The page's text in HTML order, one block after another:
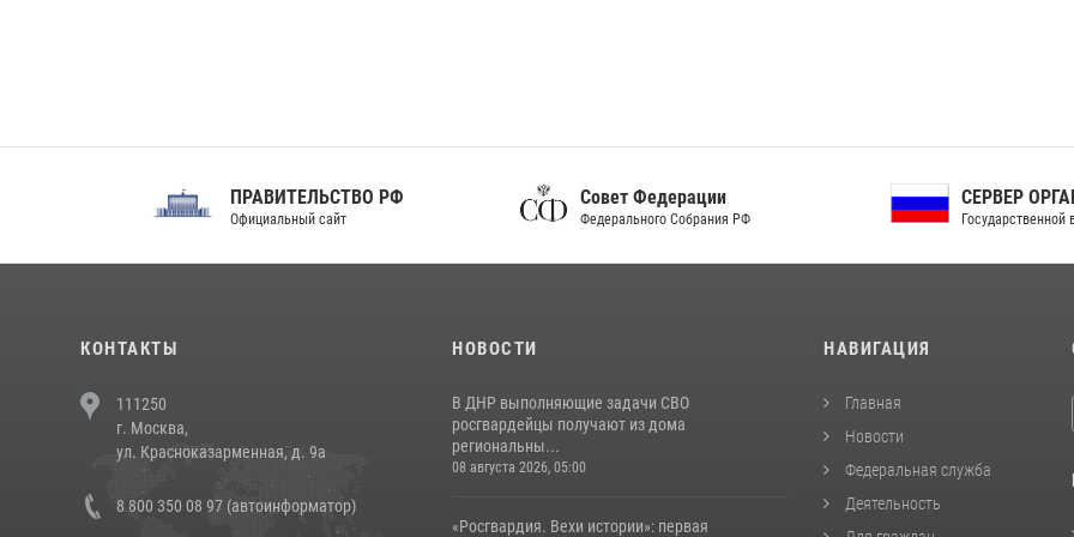
ПРАВИТЕЛЬСТВО РФ
Официальный сайт
Совет Федерации
Федерального Собрания РФ
СЕРВЕР ОРГАНОВ
Государственной власти РФ
КОНТАКТЫ
111250
г. Москва,
ул. Красноказарменная, д. 9а
8 800 350 08 97 (автоинформатор)
НОВОСТИ
В ДНР выполняющие задачи СВО
росгвардейцы получают из дома
региональны...
08 августа 2026, 05:00
«Росгвардия. Вехи истории»: первая
НАВИГАЦИЯ
Главная
Новости
Федеральная служба
Деятельность